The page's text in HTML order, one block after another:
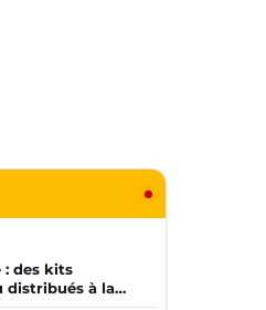
: des kits
distribués à la